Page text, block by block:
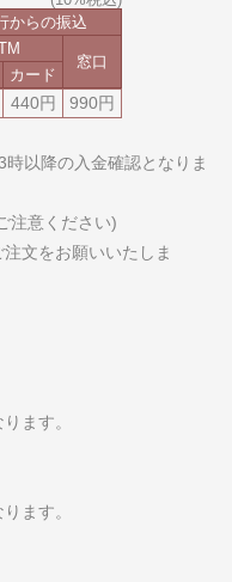
からの振込
窓口
カード
440円 990円
以降の入金確認となりま
注意ください)
文をお願いいたしま
ます。
ます。